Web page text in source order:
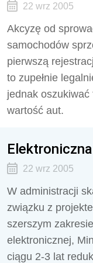
22 wrz 2005
Akcyzę od
samochodów
pierwszą
to zupełnie
jednak
wartość aut.
22 wrz 2005
W administracji
związku z
szerszym
elektronicznej,
ciągu 2-3 lat